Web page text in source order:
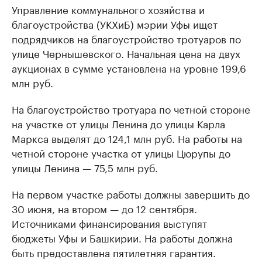
Управление коммунального хозяйства и
благоустройства (УКХиБ) мэрии Уфы ищет
подрядчиков на благоустройство тротуаров по
улице Чернышевского. Начальная цена на двух
аукционах в сумме установлена на уровне 199,6
млн руб.
На благоустройство тротуара по четной стороне
на участке от улицы Ленина до улицы Карла
Маркса выделят до 124,1 млн руб. На работы на
четной стороне участка от улицы Цюрупы до
улицы Ленина — 75,5 млн руб.
На первом участке работы должны завершить до
30 июня, на втором — до 12 сентября.
Источниками финансирования выступят
бюджеты Уфы и Башкирии. На работы должна
быть предоставлена пятилетняя гарантия.